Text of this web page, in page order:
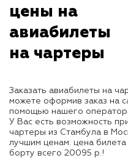
цены на
авиабилеты
на чартеры
Заказать авиабилеты на
можете оформив заказ на
помощью нашего
У Вас есть возможность
чартеры из Стамбула в
лучшим ценам: цена
борту всего 20095 р.!